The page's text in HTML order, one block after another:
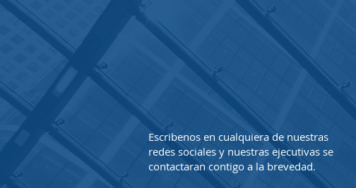
Estamos
dispuestos
PARA TI
Escribenos en cualquiera de nuestras
redes sociales y nuestras ejecutivas se
contactaran contigo a la brevedad.